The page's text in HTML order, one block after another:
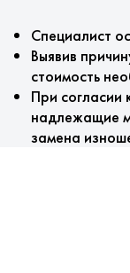
Специалист
Выявив
стоимость
При согласии
надлежащие
замена